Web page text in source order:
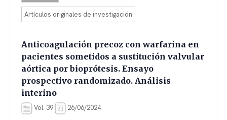
Artículos originales de investigación
Anticoagulación precoz con warfarina en
pacientes sometidos a sustitución valvular
aórtica por bioprótesis. Ensayo
prospectivo randomizado. Análisis
interino
Vol. 39 26/06/2024